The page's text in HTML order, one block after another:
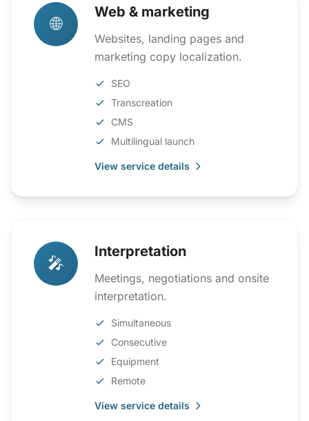
🌐
Web & marketing
Websites, landing pages and
marketing copy localization.
SEO
Transcreation
CMS
Multilingual launch
View service details
🎤
Interpretation
Meetings, negotiations and onsite
interpretation.
Simultaneous
Consecutive
Equipment
Remote
View service details